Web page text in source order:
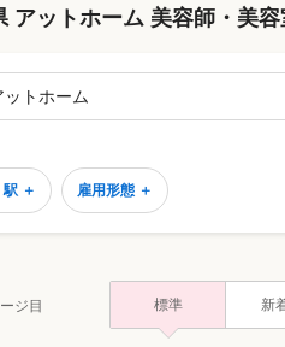
アットホーム 美容師・美
トホーム
＋ 雇用形態 ＋
ジ目 標準 新